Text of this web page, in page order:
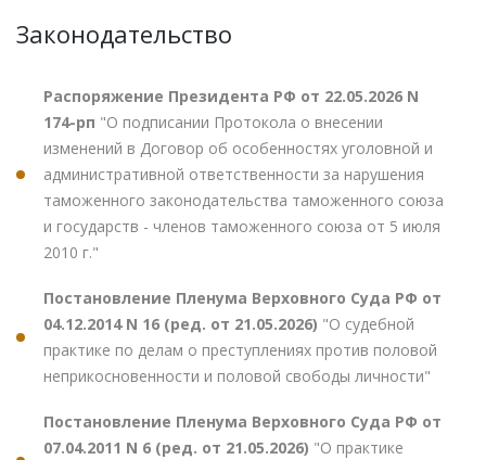
Законодательство
Распоряжение Президента РФ от 22.05.2026 N
174-рп "О подписании Протокола о внесении
изменений в Договор об особенностях уголовной и
административной ответственности за нарушения
таможенного законодательства таможенного союза
и государств - членов таможенного союза от 5 июля
2010 г."
Постановление Пленума Верховного Суда РФ от
04.12.2014 N 16 (ред. от 21.05.2026) "О судебной
практике по делам о преступлениях против половой
неприкосновенности и половой свободы личности"
Постановление Пленума Верховного Суда РФ от
07.04.2011 N 6 (ред. от 21.05.2026) "О практике